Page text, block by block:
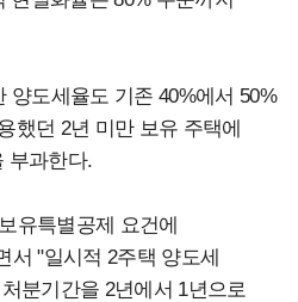
양도세율도 기존 40%에서 50%
했던 2년 미만 보유 주택에
부과한다.
유특별공제 요건에
서 "일시적 2주택 양도세
분기간을 2년에서 1년으로